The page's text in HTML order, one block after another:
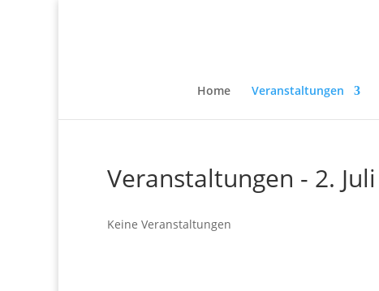
Home Veranstaltungen
Veranstaltungen - 2.
Keine Veranstaltungen